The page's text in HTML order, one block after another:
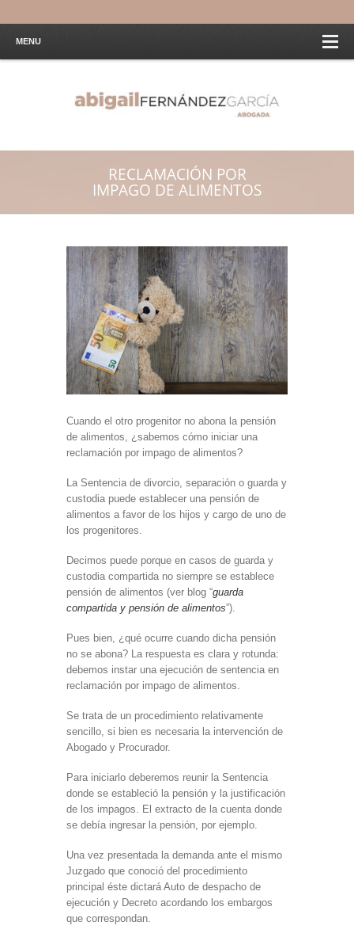
MENU
RECLAMACIÓN POR
IMPAGO DE ALIMENTOS
Cuando el otro progenitor no abona la pensión
de alimentos, ¿sabemos cómo iniciar una
reclamación por impago de alimentos?
La Sentencia de divorcio, separación o guarda y
custodia puede establecer una pensión de
alimentos a favor de los hijos y cargo de uno de
los progenitores.
Decimos puede porque en casos de guarda y
custodia compartida no siempre se establece
pensión de alimentos (ver blog “guarda
compartida y pensión de alimentos”).
Pues bien, ¿qué ocurre cuando dicha pensión
no se abona? La respuesta es clara y rotunda:
debemos instar una ejecución de sentencia en
reclamación por impago de alimentos.
Se trata de un procedimiento relativamente
sencillo, si bien es necesaria la intervención de
Abogado y Procurador.
Para iniciarlo deberemos reunir la Sentencia
donde se estableció la pensión y la justificación
de los impagos. El extracto de la cuenta donde
se debía ingresar la pensión, por ejemplo.
Una vez presentada la demanda ante el mismo
Juzgado que conoció del procedimiento
principal éste dictará Auto de despacho de
ejecución y Decreto acordando los embargos
que correspondan.